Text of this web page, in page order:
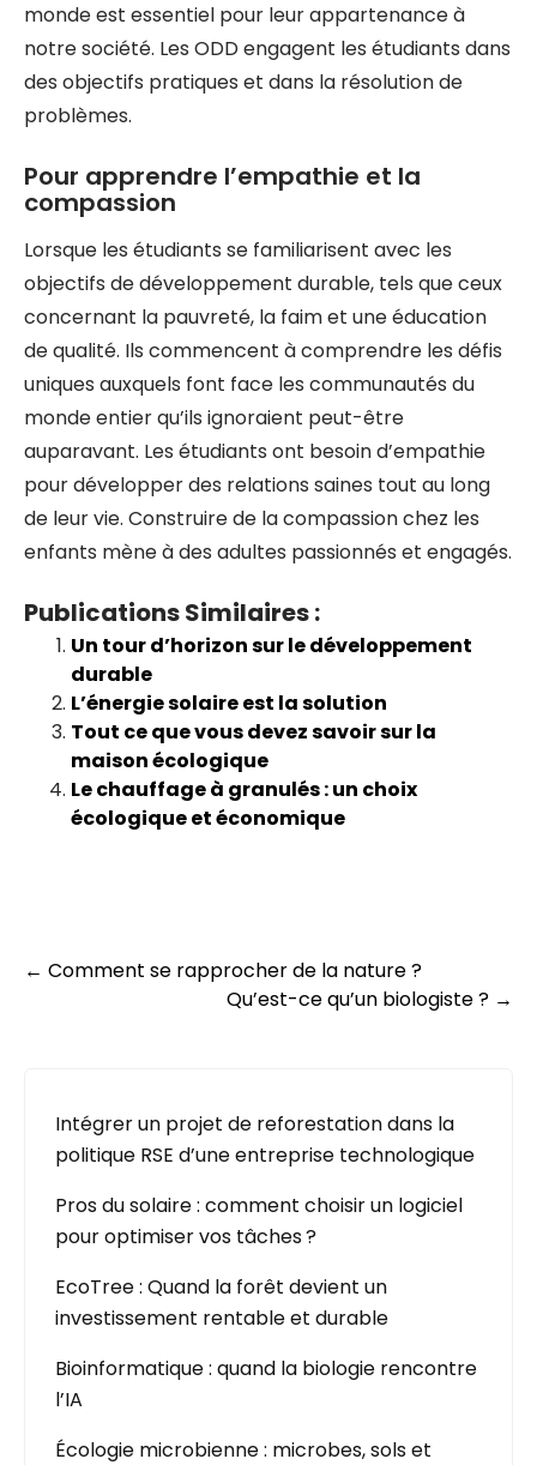
monde est essentiel pour leur appartenance à
notre société. Les ODD engagent les étudiants dans
des objectifs pratiques et dans la résolution de
problèmes.
Pour apprendre l’empathie et la
compassion
Lorsque les étudiants se familiarisent avec les
objectifs de développement durable, tels que ceux
concernant la pauvreté, la faim et une éducation
de qualité. Ils commencent à comprendre les défis
uniques auxquels font face les communautés du
monde entier qu’ils ignoraient peut-être
auparavant. Les étudiants ont besoin d’empathie
pour développer des relations saines tout au long
de leur vie. Construire de la compassion chez les
enfants mène à des adultes passionnés et engagés.
Publications Similaires :
Un tour d’horizon sur le développement
durable
L’énergie solaire est la solution
Tout ce que vous devez savoir sur la
maison écologique
Le chauffage à granulés : un choix
écologique et économique
Post
← Comment se rapprocher de la nature ?
Qu’est-ce qu’un biologiste ? →
Intégrer un projet de reforestation dans la
politique RSE d’une entreprise technologique
Pros du solaire : comment choisir un logiciel
pour optimiser vos tâches ?
EcoTree : Quand la forêt devient un
investissement rentable et durable
Bioinformatique : quand la biologie rencontre
l’IA
Écologie microbienne : microbes, sols et